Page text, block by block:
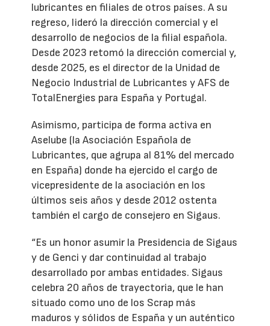
lubricantes en filiales de otros países. A su
regreso, lideró la dirección comercial y el
desarrollo de negocios de la filial española.
Desde 2023 retomó la dirección comercial y,
desde 2025, es el director de la Unidad de
Negocio Industrial de Lubricantes y AFS de
TotalEnergies para España y Portugal.
Asimismo, participa de forma activa en
Aselube (la Asociación Española de
Lubricantes, que agrupa al 81% del mercado
en España) donde ha ejercido el cargo de
vicepresidente de la asociación en los
últimos seis años y desde 2012 ostenta
también el cargo de consejero en Sigaus.
“Es un honor asumir la Presidencia de Sigaus
y de Genci y dar continuidad al trabajo
desarrollado por ambas entidades. Sigaus
celebra 20 años de trayectoria, que le han
situado como uno de los Scrap más
maduros y sólidos de España y un auténtico